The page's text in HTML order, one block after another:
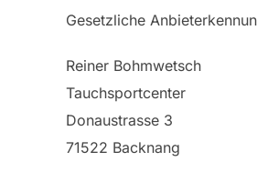
Gesetzliche
Reiner Bohmwetsch
Tauchsportcenter
Donaustrasse 3
71522 Backnang